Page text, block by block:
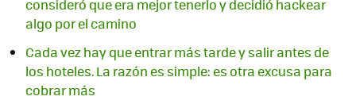
consideró que era mejor tenerlo y decidió hackear
algo por el camino
Cada vez hay que entrar más tarde y salir antes de
los hoteles. La razón es simple: es otra excusa para
cobrar más